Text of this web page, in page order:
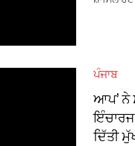
ਪੰਜਾਬ
ਆਪ’ ਨੇ
ਦਿੱਤੀ